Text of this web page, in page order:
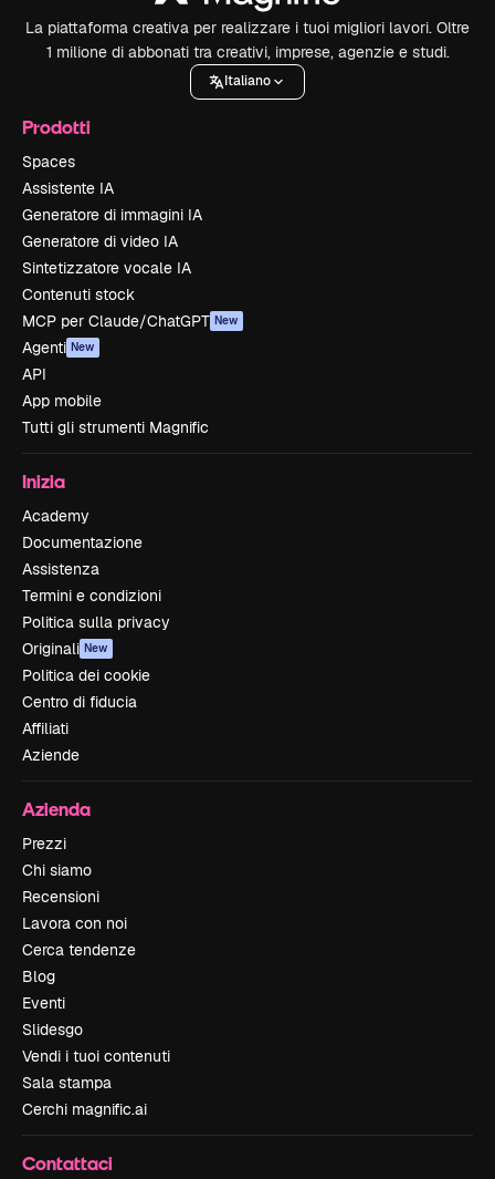
La piattaforma creativa per realizzare i tuoi migliori lavori. Oltre
1 milione di abbonati tra creativi, imprese, agenzie e studi.
Italiano
Prodotti
Spaces
Assistente IA
Generatore di immagini IA
Generatore di video IA
Sintetizzatore vocale IA
Contenuti stock
MCP per Claude/ChatGPT New
Agenti New
API
App mobile
Tutti gli strumenti Magnific
Inizia
Academy
Documentazione
Assistenza
Termini e condizioni
Politica sulla privacy
Originali New
Politica dei cookie
Centro di fiducia
Affiliati
Aziende
Azienda
Prezzi
Chi siamo
Recensioni
Lavora con noi
Cerca tendenze
Blog
Eventi
Slidesgo
Vendi i tuoi contenuti
Sala stampa
Cerchi magnific.ai
Contattaci